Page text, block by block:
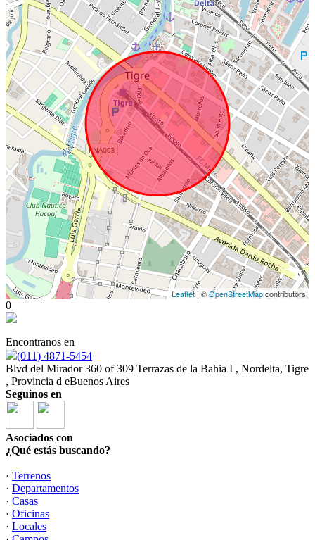
Leaflet| ©OpenStreetMapcontributors
0
Encontranos en
(011) 4871-5454
Blvd del Mirador 360 of 309 Terrazas de la Bahia I , Nordelta, Tigre
, Provincia d eBuenos Aires
Seguinos en
Asociados con
¿Qué estás buscando?
· Terrenos
· Departamentos
· Casas
· Oficinas
· Locales